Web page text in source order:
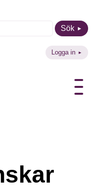
Sök
Logga in